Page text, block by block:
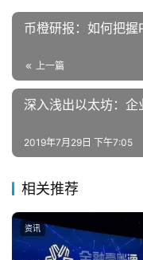
币橙研报：如何把握
上一篇
深入浅出以太坊：企
2019年7月29日 下午7:05
相关推荐
资讯